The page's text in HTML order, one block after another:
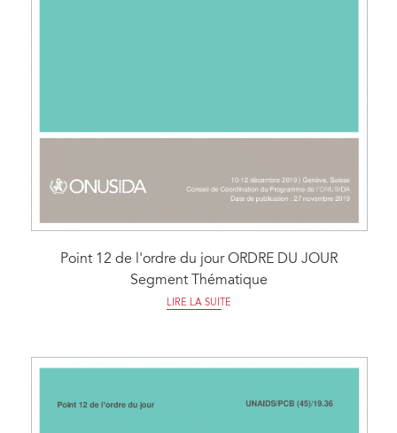
Point 12 de l'ordre du jour ORDRE DU JOUR
Segment Thématique
LIRE LA SUITE